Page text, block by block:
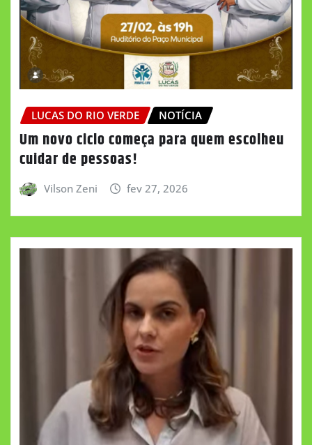
LUCAS DO RIO VERDE NOTÍCIA
Um novo ciclo começa para quem escolheu
cuidar de pessoas!
Vilson Zeni fev 27, 2026